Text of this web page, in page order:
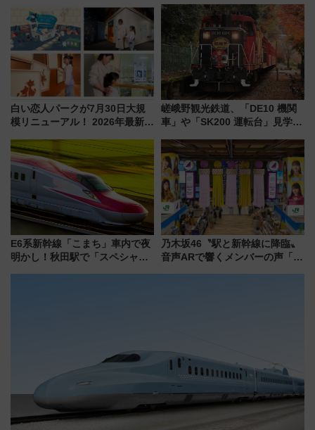
を快適移動
オープン 秋からはビストロ営業
も！
白い恋人パークが7月30日大規
模リニューアル！ 2026年最新の
と料金・アクセスを徹底解説
（札幌市）
嵯峨野観光鉄道、「DE10 機関
車」や「SK200 運転台」見学ツ
トの一環で激レア体験できちゃ
うかも 参加方法やスケジュール
をご紹介
E6系新幹線「こまち」車内で夜
明かし！秋田駅で「スペシャル
乃木坂46〝駅と新幹線に降臨〟
音声ARで響くメンバーの声「真